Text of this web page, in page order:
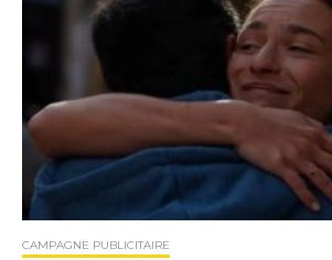
CAMPAGNE PUBLICITAIRE